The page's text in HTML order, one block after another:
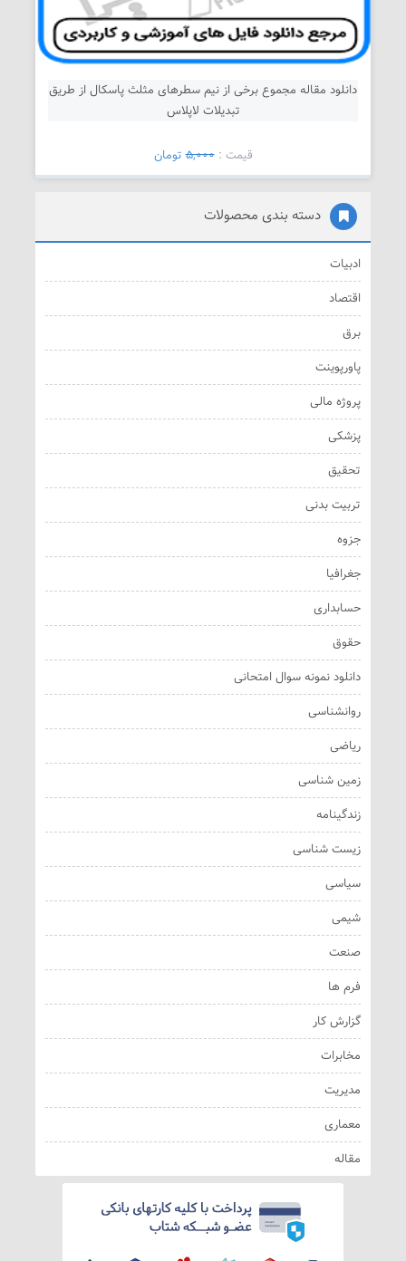
دانلود مقاله مجموع برخی از نیم سطرهای مثلث پاسکال از طریق
تبدیلات لاپلاس
قیمت :5,000تومان
دسته بندی محصولات
ادبیات
اقتصاد
برق
پاورپوینت
پروژه مالی
پزشکی
تحقیق
تربیت بدنی
جزوه
جغرافیا
حسابداری
حقوق
دانلود نمونه سوال امتحانی
روانشناسی
ریاضی
زمین شناسی
زندگینامه
زیست شناسی
سیاسی
شیمی
صنعت
فرم ها
گزارش کار
مخابرات
مدیریت
معماری
مقاله